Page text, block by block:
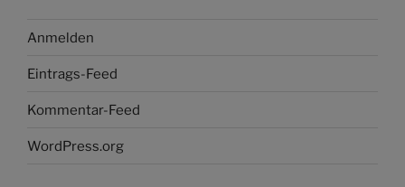
Anmelden
Eintrags-Feed
Kommentar-Feed
WordPress.org